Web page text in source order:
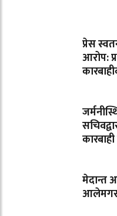
प्रेस
आरोप:
मेदान्त
आलेमगर